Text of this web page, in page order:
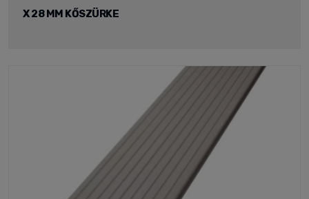
X 28 MM KŐSZÜRKE